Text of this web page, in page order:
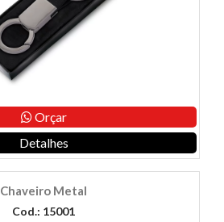
Orçar
Detalhes
Chaveiro Metal
Cod.: 15001